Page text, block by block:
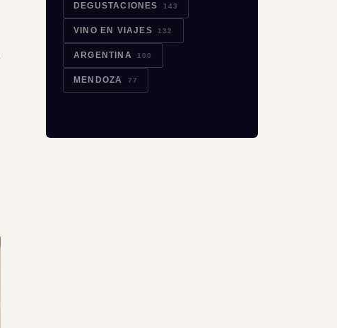
DEGUSTACIONES 143
VINO EN VIAJES 132
ARGENTINA 100
MENDOZA 77